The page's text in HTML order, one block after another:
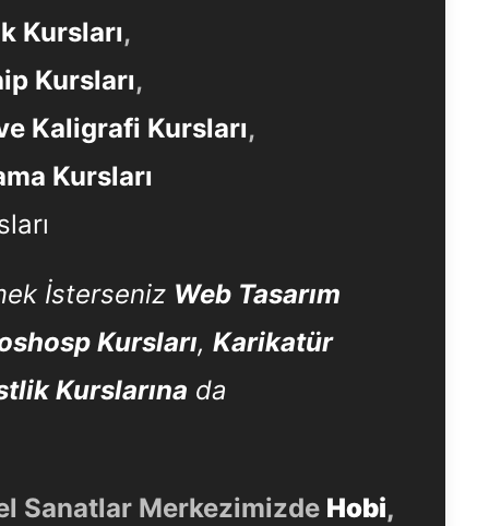
Kursları,
Kursları,
Kaligrafi Kursları,
Kursları
İsterseniz Web Tasarım
Kursları, Karikatür
Kurslarına da
Sanatlar Merkezimizde Hobi,